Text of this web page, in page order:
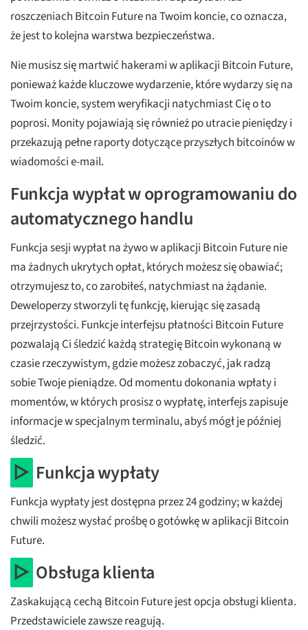
roszczeniach Bitcoin Future na Twoim koncie, co oznacza,
że jest to kolejna warstwa bezpieczeństwa.
Nie musisz się martwić hakerami w aplikacji Bitcoin Future,
ponieważ każde kluczowe wydarzenie, które wydarzy się na
Twoim koncie, system weryfikacji natychmiast Cię o to
poprosi. Monity pojawiają się również po utracie pieniędzy i
przekazują pełne raporty dotyczące przyszłych bitcoinów w
wiadomości e-mail.
Funkcja wypłat w oprogramowaniu do
automatycznego handlu
Funkcja sesji wypłat na żywo w aplikacji Bitcoin Future nie
ma żadnych ukrytych opłat, których możesz się obawiać;
otrzymujesz to, co zarobiłeś, natychmiast na żądanie.
Deweloperzy stworzyli tę funkcję, kierując się zasadą
przejrzystości. Funkcje interfejsu płatności Bitcoin Future
pozwalają Ci śledzić każdą strategię Bitcoin wykonaną w
czasie rzeczywistym, gdzie możesz zobaczyć, jak radzą
sobie Twoje pieniądze. Od momentu dokonania wpłaty i
momentów, w których prosisz o wypłatę, interfejs zapisuje
informacje w specjalnym terminalu, abyś mógł je później
śledzić.
▷ Funkcja wypłaty
Funkcja wypłaty jest dostępna przez 24 godziny; w każdej
chwili możesz wysłać prośbę o gotówkę w aplikacji Bitcoin
Future.
▷ Obsługa klienta
Zaskakującą cechą Bitcoin Future jest opcja obsługi klienta.
Przedstawiciele zawsze reagują.